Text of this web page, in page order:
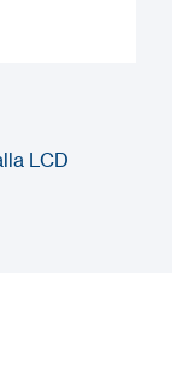
LCD